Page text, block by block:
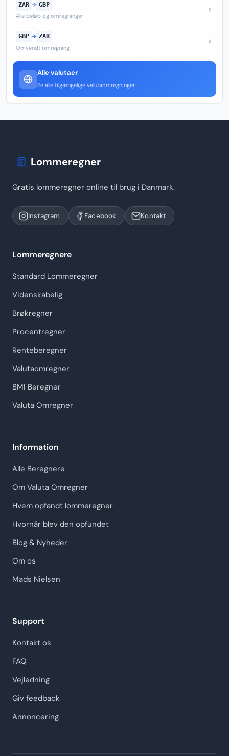
ZAR → GBP
Alle beløb og omregninger
GBP → ZAR
Omvendt omregning
Alle valutaer
Se alle tilgængelige valutaomregninger
Lommeregner
Gratis lommeregner online til brug i Danmark.
Instagram Facebook Kontakt
Lommeregnere
Standard Lommeregner
Videnskabelig
Brøkregner
Procentregner
Renteberegner
Valutaomregner
BMI Beregner
Valuta Omregner
Information
Alle Beregnere
Om Valuta Omregner
Hvem opfandt lommeregner
Hvornår blev den opfundet
Blog & Nyheder
Om os
Mads Nielsen
Support
Kontakt os
FAQ
Vejledning
Giv feedback
Annoncering